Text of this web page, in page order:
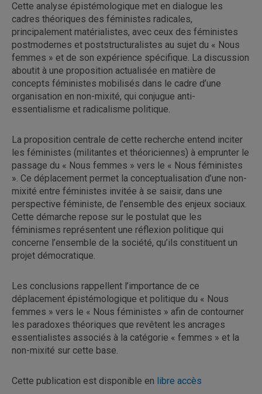
Cette analyse épistémologique met en dialogue les
cadres théoriques des féministes radicales,
principalement matérialistes, avec ceux des féministes
postmodernes et poststructuralistes au sujet du « Nous
femmes » et de son expérience spécifique. La discussion
aboutit à une proposition actualisée en matière de
concepts féministes mobilisés dans le cadre d’une
organisation en non-mixité, qui conjugue anti-
essentialisme et radicalisme politique.
La proposition centrale de cette recherche entend inciter
les féministes (militantes et théoriciennes) à emprunter le
passage du « Nous femmes » vers le « Nous féministes
». Ce déplacement permet la conceptualisation d’une non-
mixité entre féministes invitée à se saisir, dans une
perspective féministe, de l’ensemble des enjeux sociaux.
Cette démarche repose sur le postulat que les
féminismes représentent une réflexion politique qui
concerne l’ensemble de la société, qu’ils constituent un
projet démocratique.
Les conclusions rappellent l’importance de ce
déplacement épistémologique et politique du « Nous
femmes » vers le « Nous féministes » afin de contourner
les paradoxes théoriques que revêtent les ancrages
essentialistes associés à la catégorie « femmes » et la
non-mixité sur cette base.
Cette publication est disponible en libre accès